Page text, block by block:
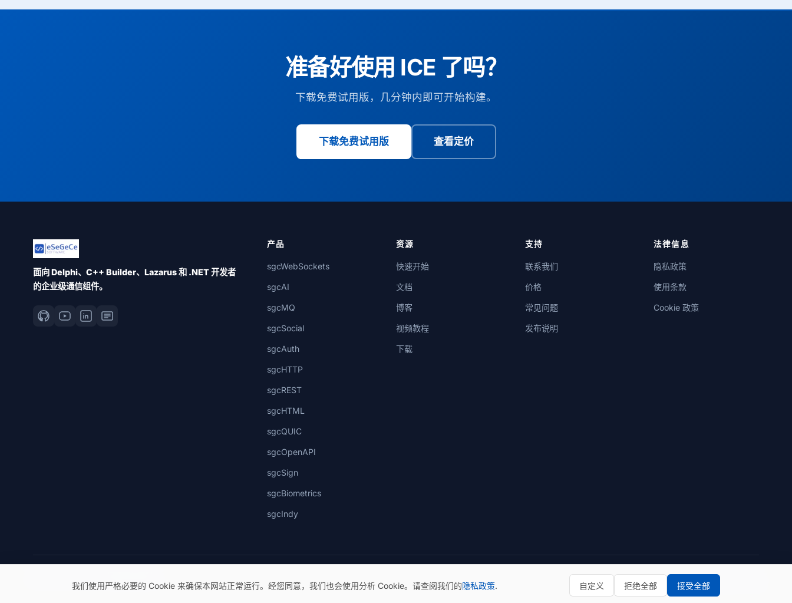
准备好使用 ICE 了吗？
下载免费试用版，几分钟内即可开始构建。
下载免费试用版 查看定价
面向 Delphi、C++ Builder、Lazarus 和 .NET 开发者
的企业级通信组件。
产品
sgcWebSockets
sgcAI
sgcMQ
sgcSocial
sgcAuth
sgcHTTP
sgcREST
sgcHTML
sgcQUIC
sgcOpenAPI
sgcSign
sgcBiometrics
sgcIndy
资源
快速开始
文档
博客
视频教程
下载
支持
联系我们
价格
常见问题
发布说明
法律信息
隐私政策
使用条款
Cookie 政策
隐私政策
我们使用严格必要的 Cookie 来确保本网站正常运行。经您同意，我们也会使用分析 Cookie。请查阅我们的隐私政策. 自定义 拒绝全部 接受全部